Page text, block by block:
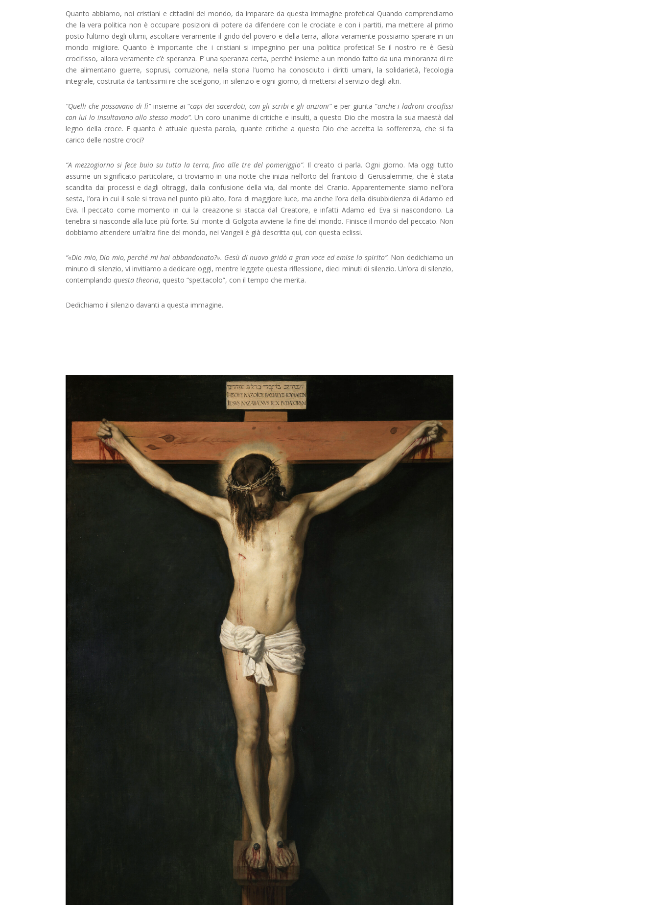
Quanto abbiamo, noi cristiani e cittadini del mondo, da imparare da questa immagine profetica! Quando comprendiamo
che la vera politica non è occupare posizioni di potere da difendere con le crociate e con i partiti, ma mettere al primo
posto l’ultimo degli ultimi, ascoltare veramente il grido del povero e della terra, allora veramente possiamo sperare in un
mondo migliore. Quanto è importante che i cristiani si impegnino per una politica profetica! Se il nostro re è Gesù
crocifisso, allora veramente c’è speranza. E’ una speranza certa, perché insieme a un mondo fatto da una minoranza di re
che alimentano guerre, soprusi, corruzione, nella storia l’uomo ha conosciuto i diritti umani, la solidarietà, l’ecologia
integrale, costruita da tantissimi re che scelgono, in silenzio e ogni giorno, di mettersi al servizio degli altri.
“Quelli che passavano di lì” insieme ai “capi dei sacerdoti, con gli scribi e gli anziani” e per giunta “anche i ladroni crocifissi
con lui lo insultavano allo stesso modo”.Un coro unanime di critiche e insulti, a questo Dio che mostra la sua maestà dal
legno della croce. E quanto è attuale questa parola, quante critiche a questo Dio che accetta la sofferenza, che si fa
carico delle nostre croci?
“A mezzogiorno si fece buio su tutta la terra, fino alle tre del pomeriggio”. Il creato ci parla. Ogni giorno. Ma oggi tutto
assume un significato particolare, ci troviamo in una notte che inizia nell’orto del frantoio di Gerusalemme, che è stata
scandita dai processi e dagli oltraggi, dalla confusione della via, dal monte del Cranio. Apparentemente siamo nell’ora
sesta, l’ora in cui il sole si trova nel punto più alto, l’ora di maggiore luce, ma anche l’ora della disubbidienza di Adamo ed
Eva. Il peccato come momento in cui la creazione si stacca dal Creatore, e infatti Adamo ed Eva si nascondono. La
tenebra si nasconde alla luce più forte. Sul monte di Golgota avviene la fine del mondo. Finisce il mondo del peccato. Non
dobbiamo attendere un’altra fine del mondo, nei Vangeli è già descritta qui, con questa eclissi.
“«Dio mio, Dio mio, perché mi hai abbandonato?». Gesù di nuovo gridò a gran voce ed emise lo spirito”. Non dedichiamo un
minuto di silenzio, vi invitiamo a dedicare oggi, mentre leggete questa riflessione, dieci minuti di silenzio. Un’ora di silenzio,
contemplandoquesta theoria, questo “spettacolo”, con il tempo che merita.
Dedichiamo il silenzio davanti a questa immagine.